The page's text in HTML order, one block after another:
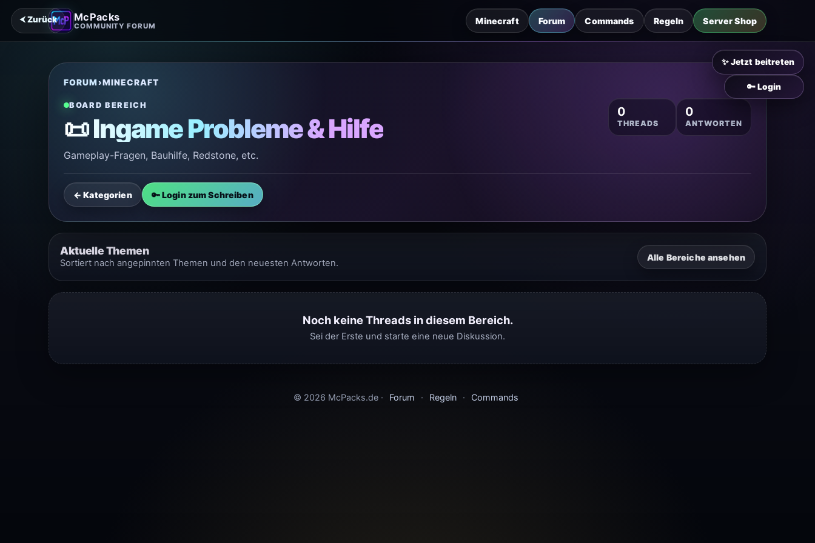
⮜ Zurück McPacks
COMMUNITY FORUM Minecraft Forum Commands Regeln Server Shop
✨ Jetzt beitreten
🔑 Login
FORUM›MINECRAFT
BOARD BEREICH
📜 Ingame Probleme & Hilfe
Gameplay-Fragen, Bauhilfe, Redstone, etc.
0
THREADS
0
ANTWORTEN
← Kategorien 🔑 Login zum Schreiben
Aktuelle Themen
Sortiert nach angepinnten Themen und den neuesten Antworten.
Alle Bereiche ansehen
Noch keine Threads in diesem Bereich.
Sei der Erste und starte eine neue Diskussion.
© 2026 McPacks.de · Forum · Regeln · Commands